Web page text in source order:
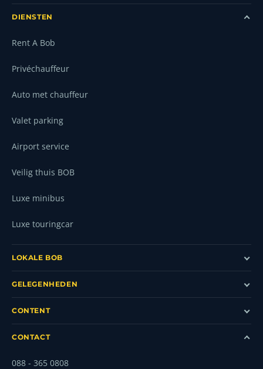
DIENSTEN
Rent A Bob
Privéchauffeur
Auto met chauffeur
Valet parking
Airport service
Veilig thuis BOB
Luxe minibus
Luxe touringcar
LOKALE BOB
GELEGENHEDEN
CONTENT
CONTACT
088 - 365 0808